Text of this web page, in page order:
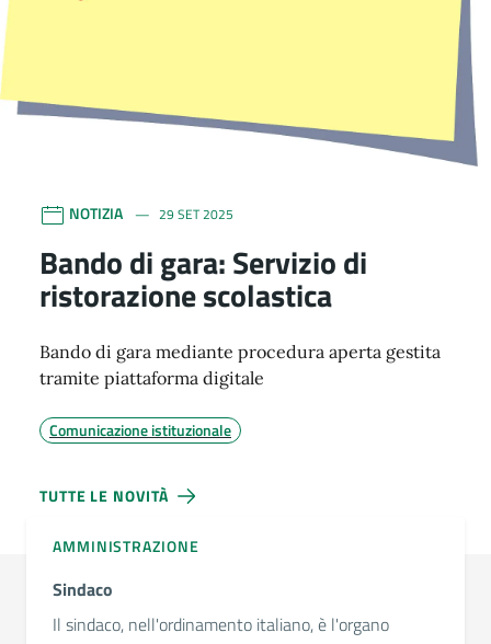
NOTIZIA 29 SET 2025
Bando di gara: Servizio di
ristorazione scolastica
Bando di gara mediante procedura aperta gestita
tramite piattaforma digitale
Comunicazione istituzionale
TUTTE LE NOVITÀ
AMMINISTRAZIONE
Sindaco
Il sindaco, nell'ordinamento italiano, è l'organo